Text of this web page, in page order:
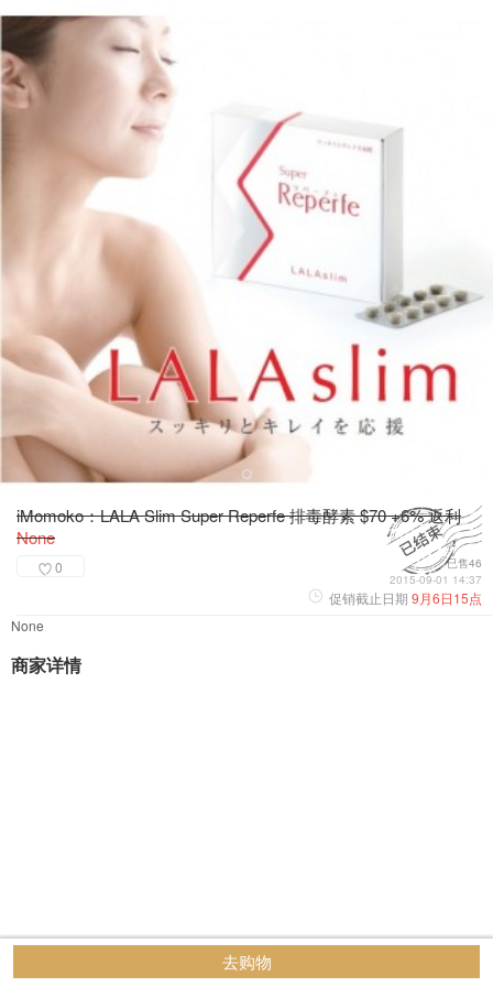
iMomoko：LALA Slim Super Reperfe 排毒酵素 $70 +6% 返利
None
0
已售46
2015-09-01 14:37
促销截止日期 9月6日15点
None
商家详情
去购物